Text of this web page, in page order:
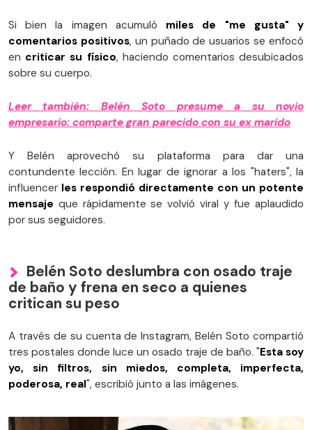
Si bien la imagen acumuló miles de "me gusta" y
comentarios positivos, un puñado de usuarios se enfocó
en criticar su físico, haciendo comentarios desubicados
sobre su cuerpo.
Leer también: Belén Soto presume a su novio
empresario: comparte gran parecido con su ex marido
Y Belén aprovechó su plataforma para dar una
contundente lección. En lugar de ignorar a los "haters", la
influencer les respondió directamente con un potente
mensaje que rápidamente se volvió viral y fue aplaudido
por sus seguidores.
Belén Soto deslumbra con osado traje
de baño y frena en seco a quienes
critican su peso
A través de su cuenta de Instagram, Belén Soto compartió
tres postales donde luce un osado traje de baño. "Esta soy
yo, sin filtros, sin miedos, completa, imperfecta,
poderosa, real", escribió junto a las imágenes.